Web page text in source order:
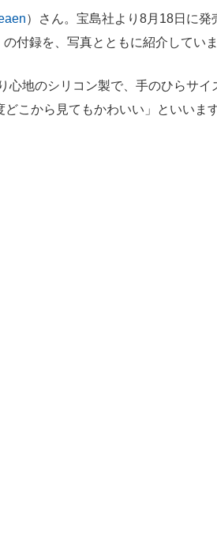
）さん。宝島社より8月18日に発
の付録を、写真とともに紹介していま
地のシリコン製で、手のひらサイ
こから見てもかわいい」といいます